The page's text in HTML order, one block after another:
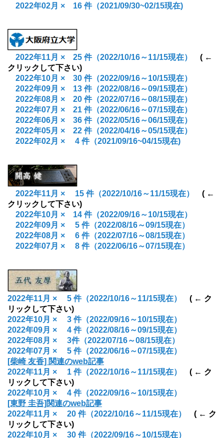
2022年02月 × 16 件（2021/09/30~02/15現在)
2022年11月 × 25 件（2022/10/16～11/15現在）
( ←
クリックして下さい)
2022年10月 × 30 件（2022/09/16～10/15現在）
2022年09月 × 13 件（2022/08/16～09/15現在）
2022年08月 × 20 件（2022/07/16～08/15現在）
2022年07月 × 21 件（2022/06/16～07/15現在）
2022年06月 × 36 件（2022/05/16～06/15現在）
2022年05月 × 22 件（2022/04/16～05/15現在）
2022年02月 × 4 件（2021/09/16~04/15現在)
2022年11月 × 15 件（2022/10/16～11/15現在）
( ←
クリックして下さい)
2022年10月 × 14 件（2022/09/16～10/15現在）
2022年09月 × 5 件（2022/08/16～09/15現在）
2022年08月 × 6 件（2022/07/16～08/15現在）
2022年07月 × 8 件（2022/06/16～07/15現在）
2022年11月 × 5 件（2022/10/16～11/15現在）
( ← ク
リックして下さい)
2022年10月 × 3 件（2022/09/16～10/15現在）
2022年09月 × 4 件（2022/08/16～09/15現在）
2022年08月 × 3件（2022/07/16～08/15現在）
2022年07月 × 5 件（2022/06/16～07/15現在）
[柴崎 友香] 関連のweb記事
2022年11月 × 1 件（2022/10/16～11/15現在）
( ← ク
リックして下さい)
2022年10月 × 4 件（2022/09/16～10/15現在）
[東野 圭吾]関連のweb記事
2022年11月 × 20 件（2022/10/16～11/15現在）
( ← ク
リックして下さい)
2022年10月 × 30 件（2022/09/16～10/15現在）